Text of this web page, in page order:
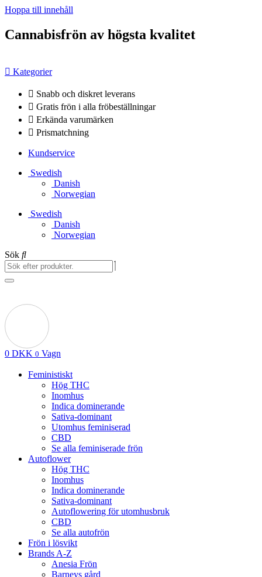
Hoppa till innehåll
Cannabisfrön av högsta kvalitet
Kategorier
Snabb och diskret leverans
Gratis frön i alla fröbeställningar
Erkända varumärken
Prismatchning
Kundservice
Swedish
Danish
Norwegian
Swedish
Danish
Norwegian
Sök
0 DKK 0 Vagn
Feministiskt
Hög THC
Inomhus
Indica dominerande
Sativa-dominant
Utomhus feminiserad
CBD
Se alla feminiserade frön
Autoflower
Hög THC
Inomhus
Indica dominerande
Sativa-dominant
Autoflowering för utomhusbruk
CBD
Se alla autofrön
Frön i lösvikt
Brands A-Z
Anesia Frön
Barneys gård